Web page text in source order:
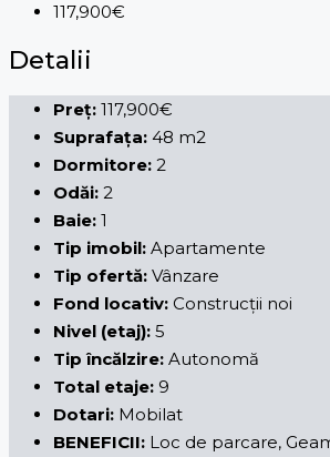
117,900€
Detalii
Preț: 117,900€
Suprafața: 48 m2
Dormitore: 2
Odăi: 2
Baie: 1
Tip imobil: Apartamente
Tip ofertă: Vânzare
Fond locativ: Construcții noi
Nivel (etaj): 5
Tip încălzire: Autonomă
Total etaje: 9
Dotari: Mobilat
BENEFICII: Loc de parcare,